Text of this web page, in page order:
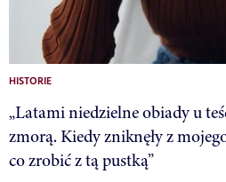
HISTORIE
„Latami niedzielne obiady u
zmorą. Kiedy zniknęły z
co zrobić z tą pustką”